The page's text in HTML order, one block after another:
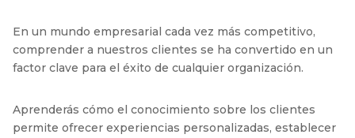
En un mundo empresarial cada vez más competitivo,
comprender a nuestros clientes se ha convertido en un
factor clave para el éxito de cualquier organización.
Aprenderás cómo el conocimiento sobre los clientes
permite ofrecer experiencias personalizadas, establecer